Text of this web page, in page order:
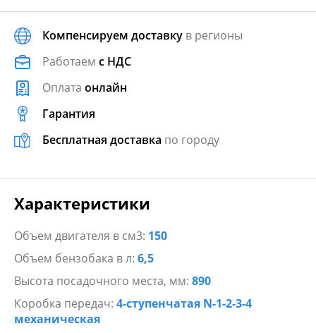
Компенсируем доставку в регионы
Работаем с НДС
Оплата онлайн
Гарантия
Бесплатная доставка по городу
Характеристики
Объем двигателя в см3: 150
Объем бензобака в л: 6,5
Высота посадочного места, мм: 890
Коробка передач: 4-ступенчатая N-1-2-3-4
механическая